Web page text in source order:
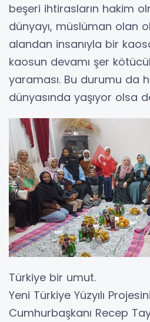
beşeri ihtirasların hakim
dünyayı, müslüman olan
alandan insanıyla bir
kaosun devamı şer
yaraması. Bu durumu da
dünyasında yaşıyor olsa
Türkiye bir umut.
Yeni Türkiye Yüzyılı
Cumhurbaşkanı Recep